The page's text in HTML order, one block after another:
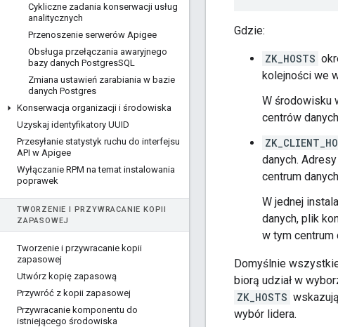
Cykliczne zadania konserwacji usług
analitycznych
Przenoszenie serwerów Apigee
Obsługa przełączania awaryjnego
bazy danych PostgresSQL
Zmiana ustawień zarabiania w bazie
danych Postgres
Konserwacja organizacji i środowiska
Uzyskaj identyfikatory UUID
Przesyłanie statystyk ruchu do interfejsu
API w Apigee
Wyłączanie RPM na temat instalowania
poprawek
TWORZENIE I PRZYWRACANIE KOPII
ZAPASOWEJ
Tworzenie i przywracanie kopii
zapasowej
Utwórz kopię zapasową
Przywróć z kopii zapasowej
Przywracanie komponentu do
istniejącego środowiska
Gdzie:
ZK_HOSTS
kolejności we
W środowisku
centrów
danych.
centrum
W jednej
danych, plik
w tym centrum
Domyślnie
biorą udział w
ZK_HOSTS
wybór lidera.